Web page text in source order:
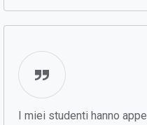
I miei studenti hanno